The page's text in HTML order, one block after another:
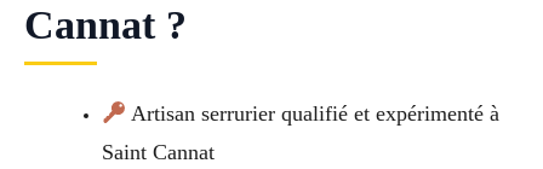
Cannat ?
Artisan serrurier qualifié et expérimenté à
Saint Cannat